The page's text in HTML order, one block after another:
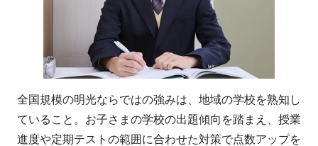
全国規模の明光ならではの強みは、地域の学校を熟知し
ていること。お子さまの学校の出題傾向を踏まえ、授業
進度や定期テストの範囲に合わせた対策で点数アップを